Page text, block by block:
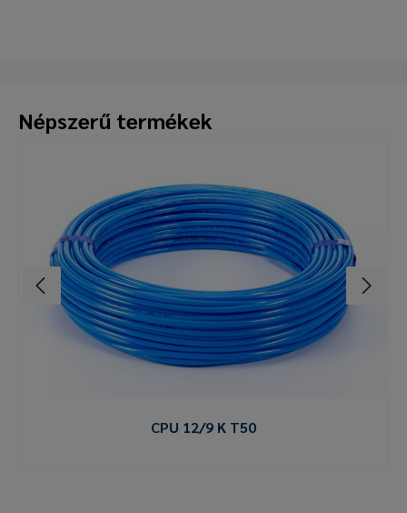
Népszerű termékek
CPU 12/9 K T50